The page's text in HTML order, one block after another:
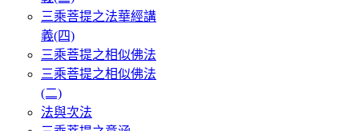
三乘菩提之法華經講
義(四)
三乘菩提之相似佛法
三乘菩提之相似佛法
(二)
法與次法